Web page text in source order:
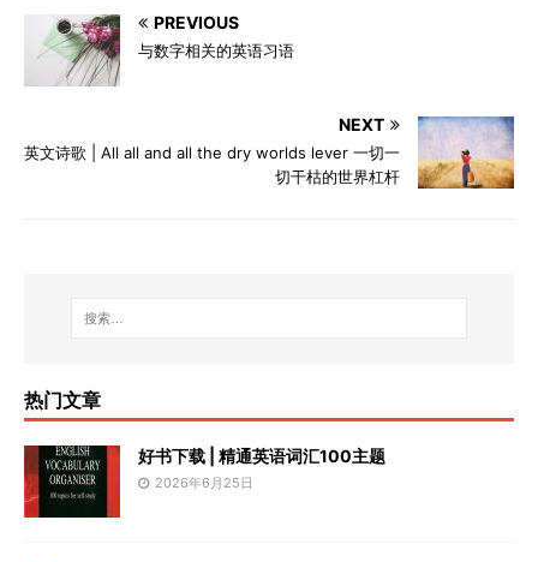
PREVIOUS
与数字相关的英语习语
NEXT
英文诗歌 | All all and all the dry worlds lever 一切一
切干枯的世界杠杆
热门文章
好书下载 | 精通英语词汇100主题
2026年6月25日